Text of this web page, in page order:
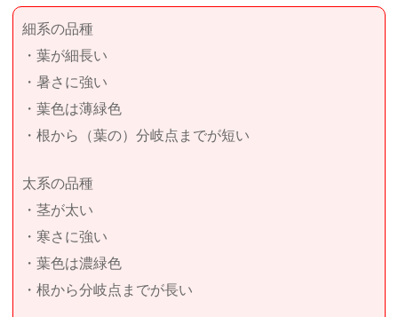
細系の品種
・葉が細長い
・暑さに強い
・葉色は薄緑色
・根から（葉の）分岐点までが短い
太系の品種
・茎が太い
・寒さに強い
・葉色は濃緑色
・根から分岐点までが長い